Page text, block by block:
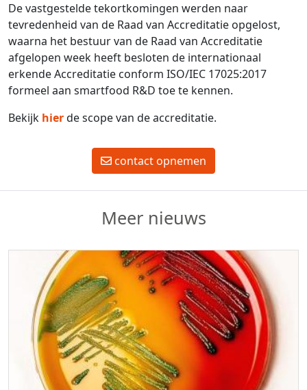
De vastgestelde tekortkomingen werden naar
tevredenheid van de Raad van Accreditatie opgelost,
waarna het bestuur van de Raad van Accreditatie
afgelopen week heeft besloten de internationaal
erkende Accreditatie conform ISO/IEC 17025:2017
formeel aan smartfood R&D toe te kennen.
Bekijk hierde scope van de accreditatie.
contact opnemen
Meer nieuws